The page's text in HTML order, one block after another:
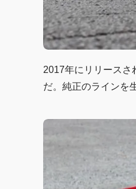
2017年にリリースさ
だ。純正のラインを